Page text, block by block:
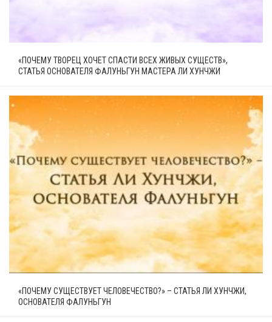
«ПОЧЕМУ ТВОРЕЦ ХОЧЕТ СПАСТИ ВСЕХ ЖИВЫХ СУЩЕСТВ»,
СТАТЬЯ ОСНОВАТЕЛЯ ФАЛУНЬГУН МАСТЕРА ЛИ ХУНЧЖИ
«ПОЧЕМУ СУЩЕСТВУЕТ ЧЕЛОВЕЧЕСТВО?» – СТАТЬЯ ЛИ ХУНЧЖИ,
ОСНОВАТЕЛЯ ФАЛУНЬГУН